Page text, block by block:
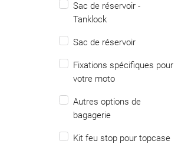
Sac de réservoir -
Tanklock
Sac de réservoir
Fixations spécifiques pour
votre moto
Autres options de
bagagerie
Kit feu stop pour topcase